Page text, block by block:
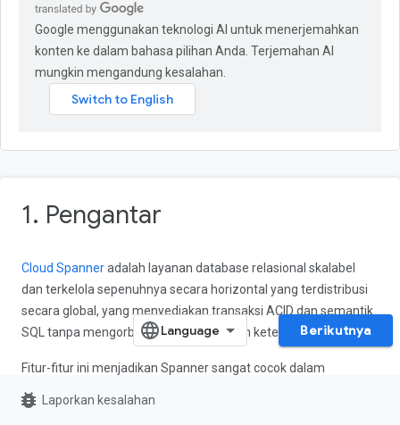
Google menggunakan teknologi AI untuk menerjemahkan
konten ke dalam bahasa pilihan Anda. Terjemahan AI
mungkin mengandung kesalahan.
1. Pengantar
Cloud Spanneradalah layanan database relasional skalabel
dan terkelola sepenuhnya secara horizontal yang terdistribusi
secara global, yang menyediakan transaksi ACID dan semantik
SQL tanpa mengorbankan performa dan ketersediaan tinggi.
Fitur-fitur ini menjadikan Spanner sangat cocok dalam
arsitektur game yang ingin mengaktifkan basis pemain global
atau mengkhawatirkan konsistensi data
Berikutnya
bug_report Laporkan kesalahan